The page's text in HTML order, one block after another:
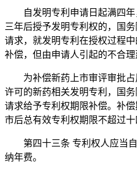
自发明专利申请日起满四
三年后授予发明专利权的，国
请求，就发明专利在授权过程
补偿，但由申请人引起的不合理
为补偿新药上市审评审批
许可的新药相关发明专利，国
请求给予专利权期限补偿。补
市后总有效专利权期限不超过十
第四十三条 专利权人应当
纳年费。